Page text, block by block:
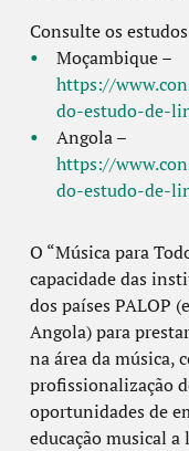
Consulte os
Moçambique –
https://
do-estudo-de-
Angola –
https://
do-estudo-de-
O “Música para
capacidade das
dos países PALOP
Angola) para
na área da música,
profissionalização
oportunidades de
educação musical